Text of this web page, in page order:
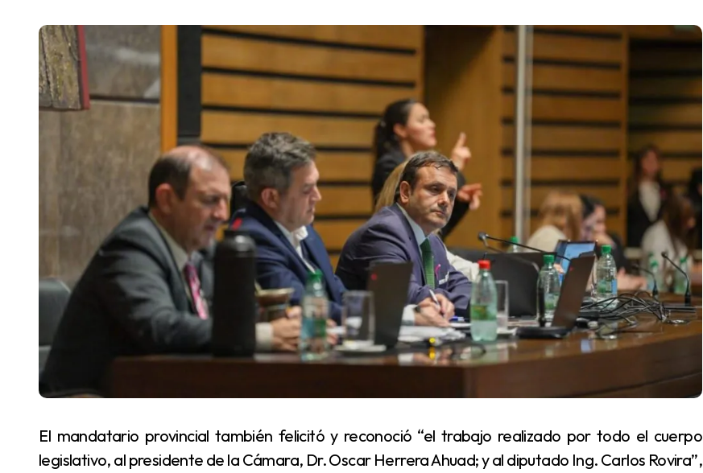
El mandatario provincial también felicitó y reconoció “el trabajo realizado por todo el cuerpo
legislativo, al presidente de la Cámara, Dr. Oscar Herrera Ahuad; y al diputado Ing. Carlos Rovira”,